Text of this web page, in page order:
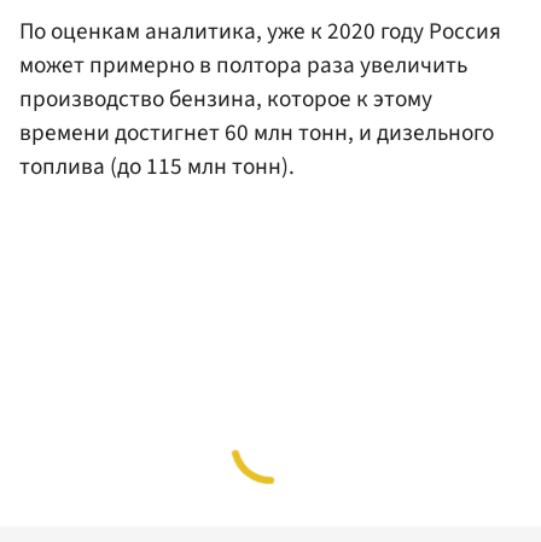
По оценкам аналитика, уже к 2020 году Россия
может примерно в полтора раза увеличить
производство бензина, которое к этому
времени достигнет 60 млн тонн, и дизельного
топлива (до 115 млн тонн).